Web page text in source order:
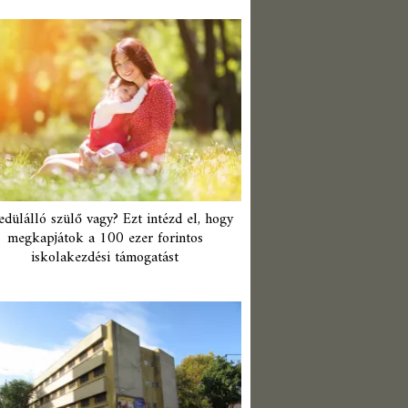
szülő vagy? Ezt intézd el, hogy
megkapjátok a 100 ezer forintos
iskolakezdési támogatást